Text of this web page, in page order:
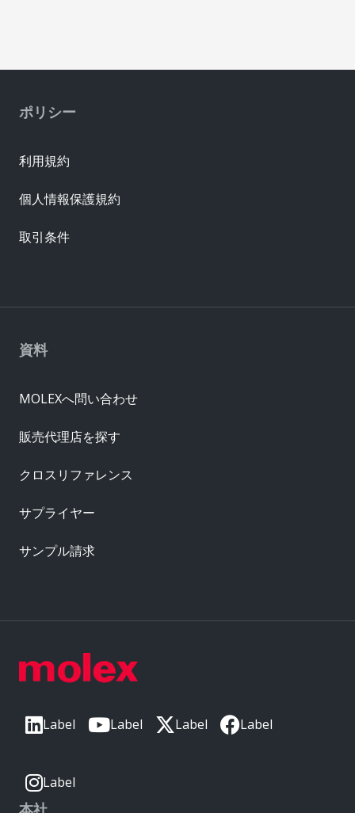
Label Label Label Label
Label
本社
資料
MOLEXへ問い合わせ
販売代理店を探す
クロスリファレンス
サプライヤー
サンプル請求
ポリシー
利用規約
個人情報保護規約
取引条件